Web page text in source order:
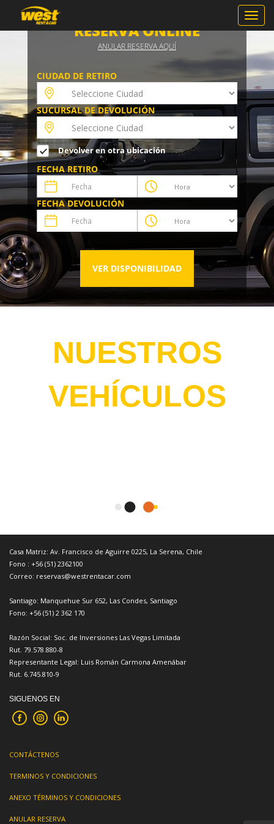
RESERVA ONLINE
ANULAR RESERVA AQUÍ
CIUDAD DE RETIRO
SUCURSAL DE DEVOLUCIÓN
Devolver en otra ubicación
FECHA RETIRO
FECHA DEVOLUCIÓN
VER DISPONIBILIDAD
NUESTROS
VEHÍCULOS
Casa Matriz: Av. Francisco de Aguirre 0225, La Serena, Chile
Fono : +56 (51) 2362100
Correo: reservas@westrentacar.com
Santiago: Manquehue Sur 652, Las Condes, Santiago
Fono: +56 (51) 2 362 170
Razón Social: Soc. de Inversiones Las Vegas Limitada
Rut. 79.578.880-8
Representante Legal: Luis Román Carmona Amenábar
Rut. 6.745.810-9
SIGUENOS EN
CONTÁCTENOS
TERMINOS Y CONDICIONES
ANEXO TÉRMINOS Y CONDICIONES
ANULAR RESERVA